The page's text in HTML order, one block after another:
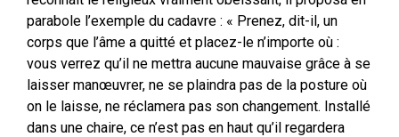
parabole l’exemple du cadavre : « Prenez, dit-il, un
corps que l’âme a quitté et placez-le n’importe où :
vous verrez qu’il ne mettra aucune mauvaise grâce à se
laisser manœuvrer, ne se plaindra pas de la posture où
on le laisse, ne réclamera pas son changement. Installé
dans une chaire, ce n’est pas en haut qu’il regardera